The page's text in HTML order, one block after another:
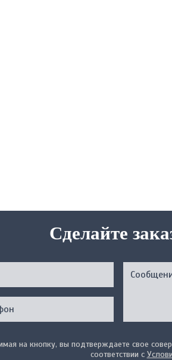
Сделайте
на кнопку, вы подтверждаете свое
соответствии с